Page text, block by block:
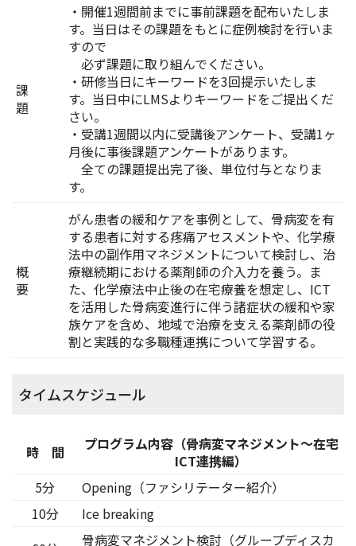
課
題
・開催1週間前までに事前課題を配布いたしま
す。当日はその課題をもとに症例検討を行いま
すので
必ず課題に取り組んでください。
・研修当日にキーワードを3回提示いたしま
す。当日中にLMSよりキーワードをご提出くだ
さい。
・受講1週間以内に受講後アンケート、受講1ヶ
月後に事後課題アンケートがあります。
全ての課題提出完了後、単位付与となりま
す。
概
要
がん患者の緩和ケアを事例として、骨病変を有
する患者に対する疼痛アセスメントや、化学療
法中の副作用マネジメントについて検討し、治
療継続期における薬剤師の介入力を養う。ま
た、化学療法中止後の在宅療養を想定し、ICT
を活用した骨病変進行に伴う諸症状の緩和や家
族ケアを含め、地域で治療を支える薬剤師の役
割と実践的な多職種連携について学習する。
タイムスケジュール
時 間
プログラム内容（骨病変マネジメント～在宅
ICT連携編）
5分
Opening（ファシリテーター紹介）
10分
Ice breaking
骨病変マネジメント検討（グループディスカ